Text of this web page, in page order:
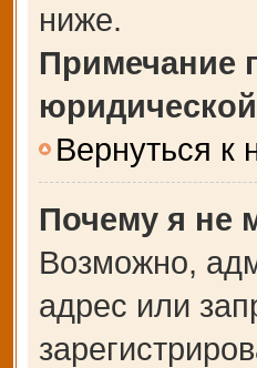
ниже.
Примечание
Вернуться к
Почему я не
Возможно,
адрес или